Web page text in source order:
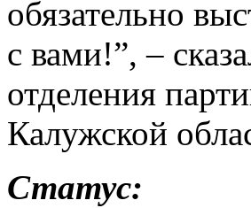
обязательно
с вами!”, –
отделения
Калужской
Статус: